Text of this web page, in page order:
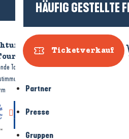
HÄUFIG GESTELLTE
Ticketverkauf
Partner
Presse
Gruppen
Wer sind wir?
Tourismus-Rechtliche Hinweise-